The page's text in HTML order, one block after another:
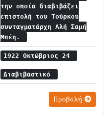
την οποία διαβιβάζει
επιστολή του Τούρκου
συνταγματάρχη Αλή Σαμή
Μπέη.
1922 Οκτώβριος 24
Διαβιβαστικό
Προβολή